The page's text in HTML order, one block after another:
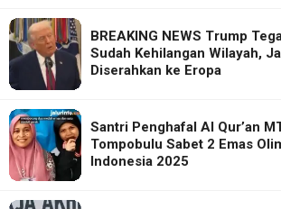
BREAKING NEWS Trump
Sudah Kehilangan Wilayah,
Diserahkan ke Eropa
Santri Penghafal Al Qur’an
Tompobulu Sabet 2 Emas
Indonesia 2025